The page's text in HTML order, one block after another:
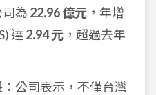
為 22.96 億元 ，年增
達 2.94 元 ，超過去年
：公司表示，不僅台灣